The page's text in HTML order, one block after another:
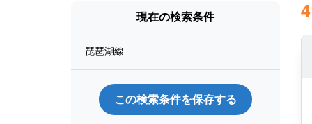
現在の検索条件
琵琶湖線
この検索条件を保存する
4